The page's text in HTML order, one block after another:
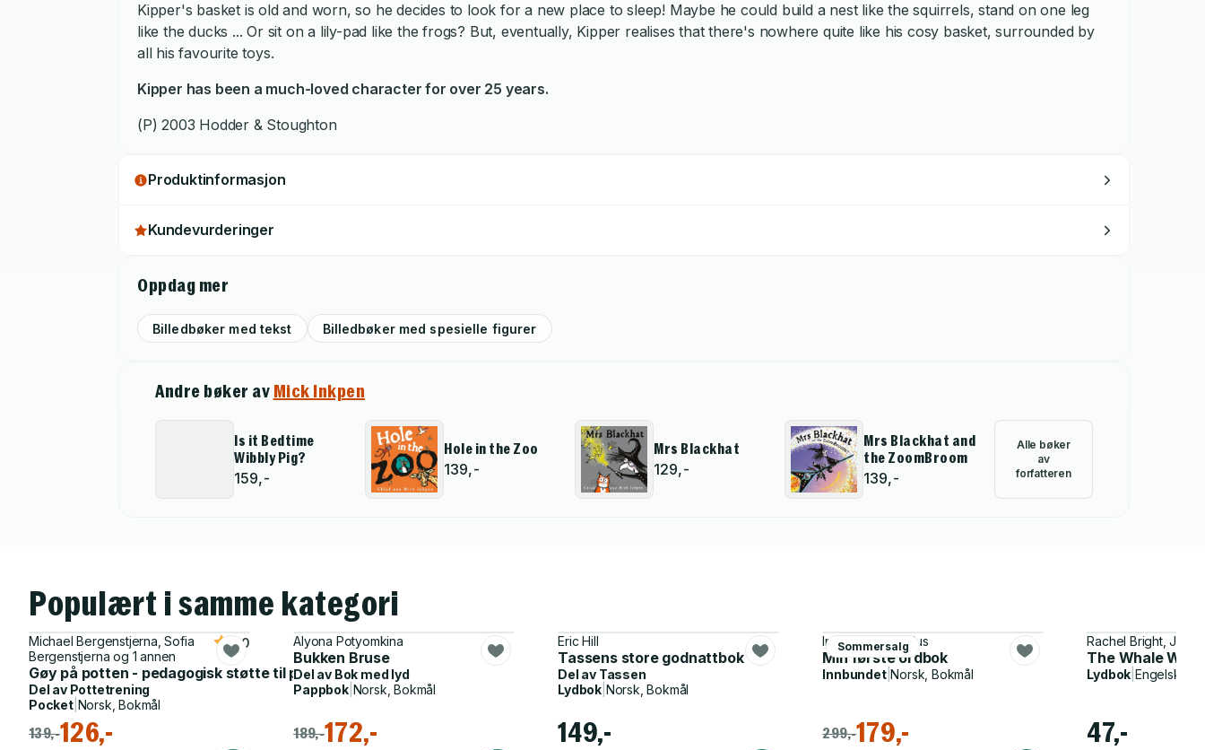
Kipper's basket is old and worn, so he decides to look for a new place to sleep! Maybe he could build a nest like the squirrels, stand on one leg
like the ducks ... Or sit on a lily-pad like the frogs? But, eventually, Kipper realises that there's nowhere quite like his cosy basket, surrounded by
all his favourite toys.
Kipper has been a much-loved character for over 25 years.
(P) 2003 Hodder & Stoughton
Produktinformasjon
Kundevurderinger
Oppdag mer
Billedbøker med tekst Billedbøker med spesielle figurer
Andre bøker av Mick Inkpen
Is it Bedtime
Wibbly Pig?
159,-
Hole in the Zoo
139,-
Mrs Blackhat
129,-
Mrs Blackhat and
the ZoomBroom
139,-
Alle bøker
av
forfatteren
Populært i samme kategori
Michael Bergenstjerna, Sofia
Bergenstjerna og 1 annen
Gøy på potten - pedagogisk støtte til pottetreningen
5.0
Del av Pottetrening
Pocket| Norsk, Bokmål
139,-126,-
Alyona Potyomkina
Bukken Bruse
Del av Bok med lyd
Pappbok| Norsk, Bokmål
189,-172,-
Eric Hill
Tassens store godnattbok
Del av Tassen
Lydbok Norsk, Bokmål
149,-
Sommersalg
Ingela P. Arrhenius
Min første ordbok
Innbundet|Norsk, Bokmål
299,-179,-
Rachel Bright, Jim
The Whale
Lydbok |Engelsk
47,-